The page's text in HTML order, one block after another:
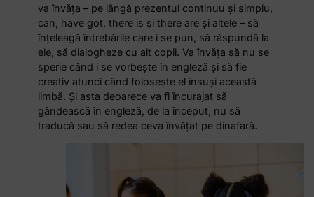
va învăța – pe lângă prezentul continuu și simplu,
can, have got, there is și there are și altele – să
înțeleagă întrebările care i se pun, să răspundă la
ele, să dialogheze cu alt copil. Va învăța să nu se
sperie când i se vorbește în engleză și să fie
creativ atunci când folosește el însuși această
limbă. Și asta deoarece va fi încurajat să
gândească în engleză, de la început, nu să
traducă sau să redea ceva învățat pe dinafară.